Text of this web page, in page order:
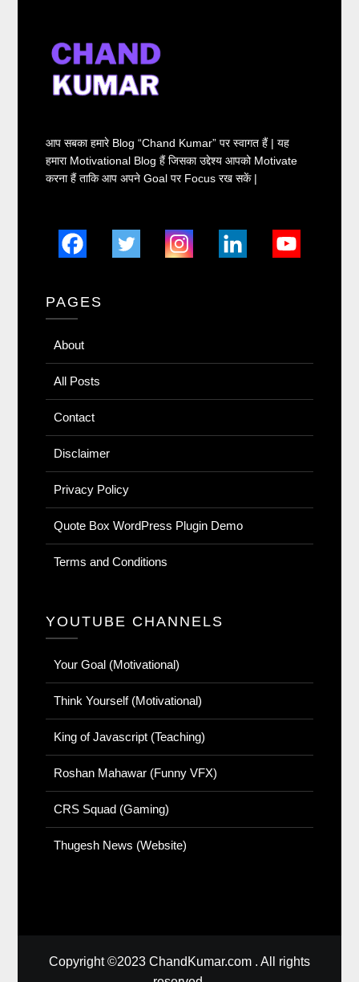
आप सबका हमारे Blog “Chand Kumar” पर स्वागत हैं | यह
हमारा Motivational Blog हैं जिसका उद्देश्य आपको Motivate
करना हैं ताकि आप अपने Goal पर Focus रख सकें |
PAGES
About
All Posts
Contact
Disclaimer
Privacy Policy
Quote Box WordPress Plugin Demo
Terms and Conditions
YOUTUBE CHANNELS
Your Goal (Motivational)
Think Yourself (Motivational)
King of Javascript (Teaching)
Roshan Mahawar (Funny VFX)
CRS Squad (Gaming)
Thugesh News (Website)
Copyright ©2023 ChandKumar.com . All rights